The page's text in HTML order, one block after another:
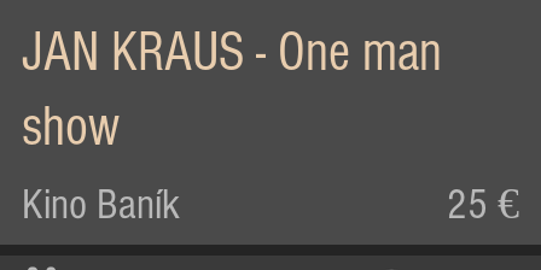
JAN KRAUS - One man
show
Kino Baník 25 €